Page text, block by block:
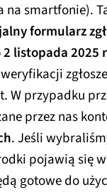
na smartfonie).
formularz
2 listopada 2025
W przypadku
przez nas
. Jeśli
pojawią się
gotowe do